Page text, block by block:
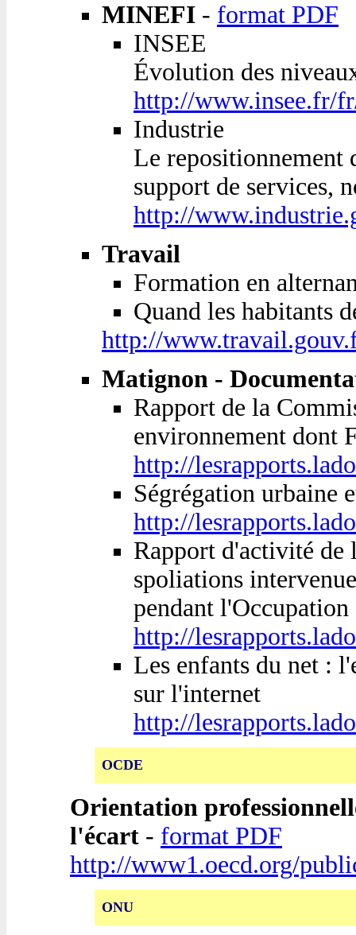
MINEFI - format PDF
INSEE
Évolution des
http://www.insee.fr/
Industrie
Le repositionnement
support de services,
http://
Travail
Formation en
Quand les habitants
http://
Matignon -
Rapport de la
environnement dont
http://
Ségrégation urbaine
http://
Rapport d'activité de
spoliations
pendant l'Occupation
http://
Les enfants du net :
sur l'internet
http://
OCDE
Orientation
l'écart - format PDF
http://www1.oecd.org/
ONU